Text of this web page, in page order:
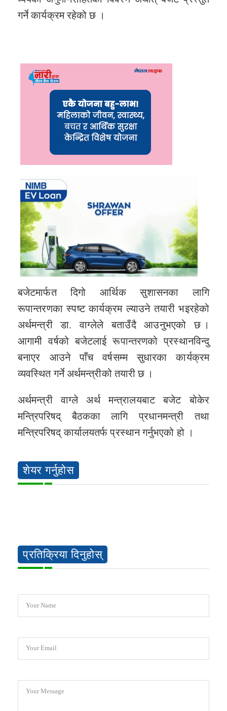
गर्ने कार्यक्रम रहेको छ ।
बजेटमार्फत दिगो आर्थिक सुशासनका लागि
रूपान्तरणका स्पष्ट कार्यक्रम ल्याउने तयारी भइरहेको
अर्थमन्त्री डा. वाग्लेले बताउँदै आउनुभएको छ ।
आगामी वर्षको बजेटलाई रूपान्तरणको प्रस्थानविन्दु
बनाएर आउने पाँच वर्षसम्म सुधारका कार्यक्रम
व्यवस्थित गर्ने अर्थमन्त्रीको तयारी छ ।
अर्थमन्त्री वाग्ले अर्थ मन्त्रालयबाट बजेट बोकेर
मन्त्रिपरिषद् बैठकका लागि प्रधानमन्त्री तथा
मन्त्रिपरिषद् कार्यालयतर्फ प्रस्थान गर्नुभएको हो ।
शेयर गर्नुहोस
प्रतिक्रिया दिनुहोस्
Your Name
Your Email
Your Message